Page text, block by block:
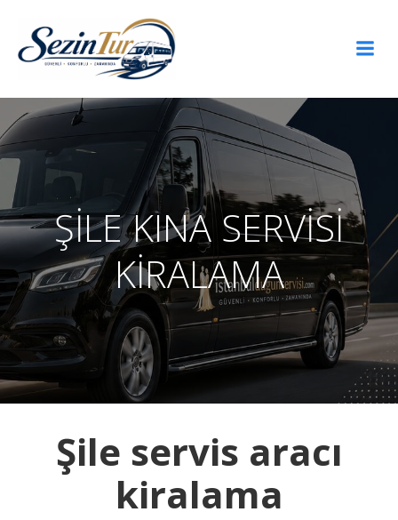
ŞİLE KINA SERVİSİ
KİRALAMA
Şile servis aracı
kiralama